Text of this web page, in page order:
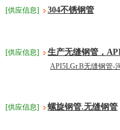
[供应信息] 304不锈钢管
[供应信息] 生产无缝钢管，
API5LGr.B无缝钢管-
[供应信息] 螺旋钢管.无缝钢管